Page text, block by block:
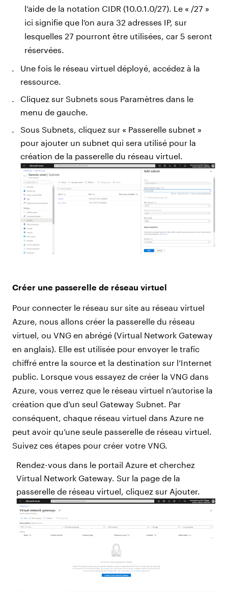
l’aide de la notation CIDR (10.0.1.0/27). Le « /27 »
ici signifie que l’on aura 32 adresses IP, sur
lesquelles 27 pourront être utilisées, car 5 seront
réservées.
Une fois le réseau virtuel déployé, accédez à la
ressource.
Cliquez sur Subnets sous Paramètres dans le
menu de gauche.
Sous Subnets, cliquez sur « Passerelle subnet »
pour ajouter un subnet qui sera utilisé pour la
création de la passerelle du réseau virtuel.
Créer une passerelle de réseau virtuel
Pour connecter le réseau sur site au réseau virtuel
Azure, nous allons créer la passerelle du réseau
virtuel, ou VNG en abrégé (Virtual Network Gateway
en anglais). Elle est utilisée pour envoyer le trafic
chiffré entre la source et la destination sur l’Internet
public. Lorsque vous essayez de créer la VNG dans
Azure, vous verrez que le réseau virtuel n’autorise la
création que d’un seul Gateway Subnet. Par
conséquent, chaque réseau virtuel dans Azure ne
peut avoir qu’une seule passerelle de réseau virtuel.
Suivez ces étapes pour créer votre VNG.
Rendez-vous dans le portail Azure et cherchez
Virtual Network Gateway. Sur la page de la
passerelle de réseau virtuel, cliquez sur Ajouter.